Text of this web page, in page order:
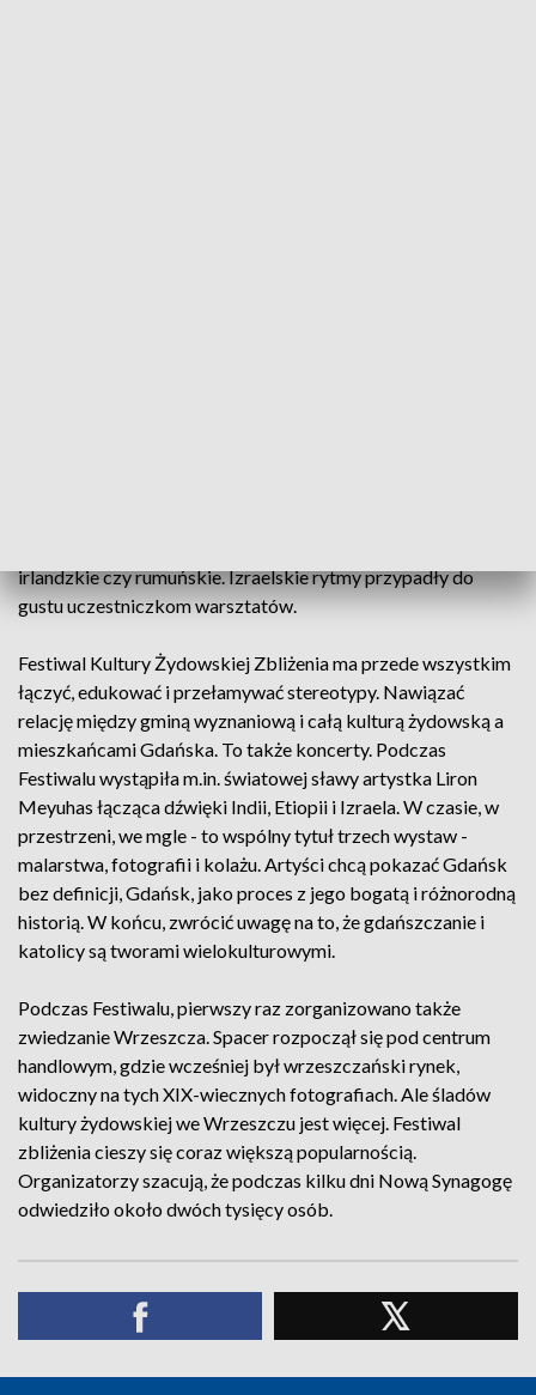
irlandzkie czy rumuńskie. Izraelskie rytmy przypadły do
gustu uczestniczkom warsztatów.
Festiwal Kultury Żydowskiej Zbliżenia ma przede wszystkim
łączyć, edukować i przełamywać stereotypy. Nawiązać
relację między gminą wyznaniową i całą kulturą żydowską a
mieszkańcami Gdańska. To także koncerty. Podczas
Festiwalu wystąpiła m.in. światowej sławy artystka Liron
Meyuhas łącząca dźwięki Indii, Etiopii i Izraela. W czasie, w
przestrzeni, we mgle - to wspólny tytuł trzech wystaw -
malarstwa, fotografii i kolażu. Artyści chcą pokazać Gdańsk
bez definicji, Gdańsk, jako proces z jego bogatą i różnorodną
historią. W końcu, zwrócić uwagę na to, że gdańszczanie i
katolicy są tworami wielokulturowymi.
Podczas Festiwalu, pierwszy raz zorganizowano także
zwiedzanie Wrzeszcza. Spacer rozpoczął się pod centrum
handlowym, gdzie wcześniej był wrzeszczański rynek,
widoczny na tych XIX-wiecznych fotografiach. Ale śladów
kultury żydowskiej we Wrzeszczu jest więcej. Festiwal
zbliżenia cieszy się coraz większą popularnością.
Organizatorzy szacują, że podczas kilku dni Nową Synagogę
odwiedziło około dwóch tysięcy osób.